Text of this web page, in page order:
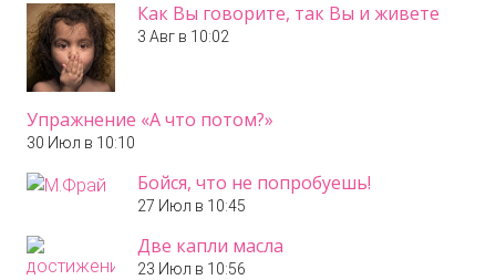
Как Вы говорите, так Вы и живете
3 Авг в 10:02
Упражнение «А что потом?»
30 Июл в 10:10
Бойся, что не попробуешь!
27 Июл в 10:45
Две капли масла
23 Июл в 10:56